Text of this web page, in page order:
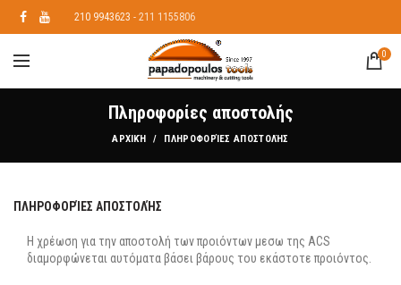
210 9943623 - 211 1155806
0
Πληροφορίες αποστολής
ΑΡΧΙΚΉ ΠΛΗΡΟΦΟΡΊΕΣ ΑΠΟΣΤΟΛΉΣ
ΠΛΗΡΟΦΟΡΊΕΣ ΑΠΟΣΤΟΛΉΣ
Η χρέωση για την αποστολή των προιόντων μεσω της ACS
διαμορφώνεται αυτόματα βάσει βάρους του εκάστοτε προιόντος.